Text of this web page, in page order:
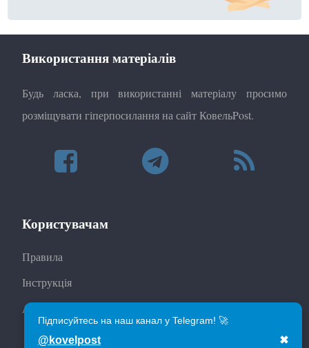
Використання матеріалів
Будь ласка, при використанні матеріалу просимо
розміщувати гіперпосилання на сайт КовельPost.
Користувачам
Правила
Інструкція
Автори
Підписуйтесь на наш канал у Telegram! 🚀
@kovelpost ✖